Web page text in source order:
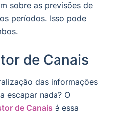
sobre as previsões de
períodos. Isso pode
de Canais
das informações
escapar nada? O
de Canais é essa